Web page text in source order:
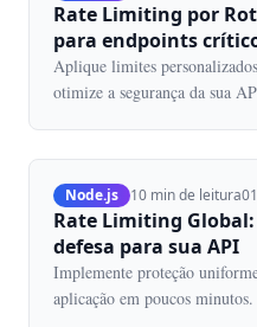
Rate Limiting por
para endpoints
Aplique limites
otimize a segurança da sua
Node.js 10 min de leitura
Rate Limiting
defesa para sua API
Implemente proteção
aplicação em poucos minutos.